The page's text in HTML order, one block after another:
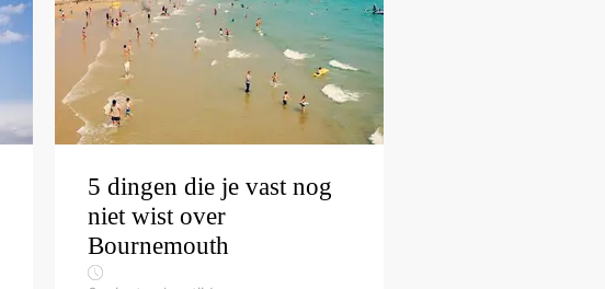
5 dingen die je vast nog
niet wist over
Bournemouth